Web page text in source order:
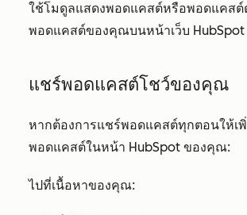
ใช้โมดูลแสดงพอดแคสต์หรือพอดแคสต์
พอดแคสต์ของคุณบนหน้าเว็บ HubSpot
แชร์พอดแคสต์โชว์ของคุณ
หากต้องการแชร์พอดแคสต์ทุกตอนให้เ
พอดแคสต์ในหน้า HubSpot ของคุณ:
ไปที่เนื้อหาของคุณ: